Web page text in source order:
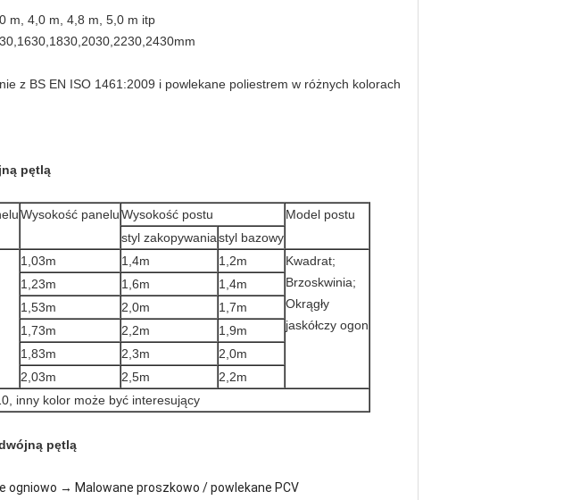
m, 4,0 m, 4,8 m, 5,0 m itp
z BS EN ISO 1461:2009 i powlekane poliestrem w różnych kolorach
pętlą
Wysokość paneluWysokość postu
Model postu
styl zakopywaniastyl bazowy
1,03m 1,4m 1,2m
Kwadrat;
Brzoskwinia;
Okrągły
jaskółczy ogon
1,23m 1,6m
1,4m
1,53m
2,0m
1,7m
1,73m
2,2m
1,9m
1,83m
2,3m
2,0m
2,03m
2,5m
2,2m
inny kolor może być interesujący
pętlą
→ Malowane proszkowo / powlekane PCV